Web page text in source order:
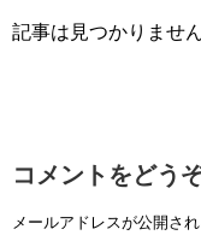
記事は見つかりませ
コメントをどう
メールアドレスが公開さ